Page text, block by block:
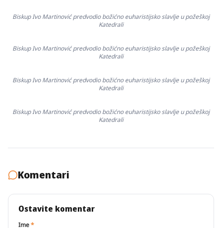
Biskup Ivo Martinović predvodio božićno euharistijsko slavlje u požeškoj
Katedrali
Biskup Ivo Martinović predvodio božićno euharistijsko slavlje u požeškoj
Katedrali
Biskup Ivo Martinović predvodio božićno euharistijsko slavlje u požeškoj
Katedrali
Biskup Ivo Martinović predvodio božićno euharistijsko slavlje u požeškoj
Katedrali
Komentari
Ostavite komentar
Ime*